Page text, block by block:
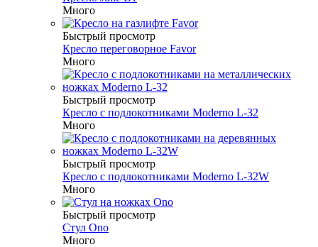
Много
Быстрый просмотр
Кресло переговорное Favor
Много
Быстрый просмотр
Кресло c подлокотниками Moderno L-32
Много
Быстрый просмотр
Кресло c подлокотниками Moderno L-32W
Много
Быстрый просмотр
Стул Ono
Много